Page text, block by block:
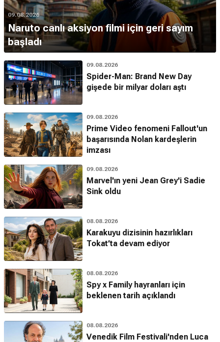
09.08.2026
Naruto canlı aksiyon filmi için geri sayım
başladı
09.08.2026
Spider-Man: Brand New Day
gişede bir milyar doları aştı
09.08.2026
Prime Video fenomeni Fallout'un
başarısında Nolan kardeşlerin
imzası
09.08.2026
Marvel'ın yeni Jean Grey'i Sadie
Sink oldu
08.08.2026
Karakuyu dizisinin hazırlıkları
Tokat’ta devam ediyor
08.08.2026
Spy x Family hayranları için
beklenen tarih açıklandı
08.08.2026
Venedik Film Festivali'nden Luca